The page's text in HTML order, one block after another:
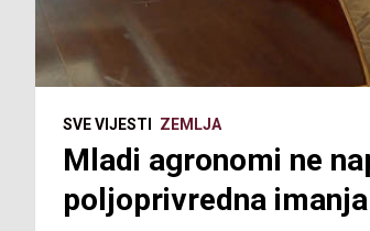
SVE VIJESTI ZEMLJA
Mladi agronomi ne
poljoprivredna